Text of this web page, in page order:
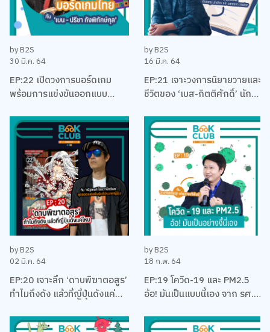
by B2S
30 มี.ค. 64
EP:22 เปิดวงการบอร์ดเกม
พร้อมการแข่งขันออกแบบ
ประเทศไทยกับ เบน – ปรีชา กัง
พิทักษ์กุล
by B2S
16 มี.ค. 64
EP:21 เจาะวงการนิยายวายและ
ชีวิตของ ‘เบส-กิตติศักดิ์’ นัก
บริหาร
by B2S
02 มี.ค. 64
EP:20 เจาะลึก ‘ดาบพิฆาตอสูร’
ทำไมถึงดัง แล้วที่ญี่ปุ่นดังแค่
คุง-ณัฐพงศ์ ไชยวานิชย์ผล
by B2S
18 ก.พ. 64
EP:19 โควิด-19 และ PM2.5
อ้อ! มันเป็นแบบนี้เอง จาก รศ.